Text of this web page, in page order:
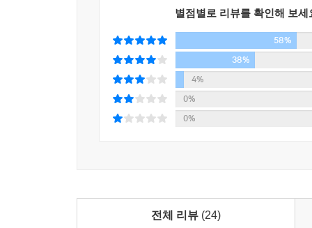
별점별로 리뷰를 확인해 보세
58%
38%
4%
0%
0%
전체 리뷰 (24)